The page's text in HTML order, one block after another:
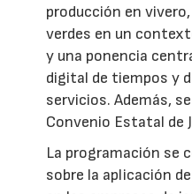
producción en
verdes en un
y una ponencia
digital de tiempos y
servicios. Además,
Convenio Estatal de
La programación se
sobre la aplicación